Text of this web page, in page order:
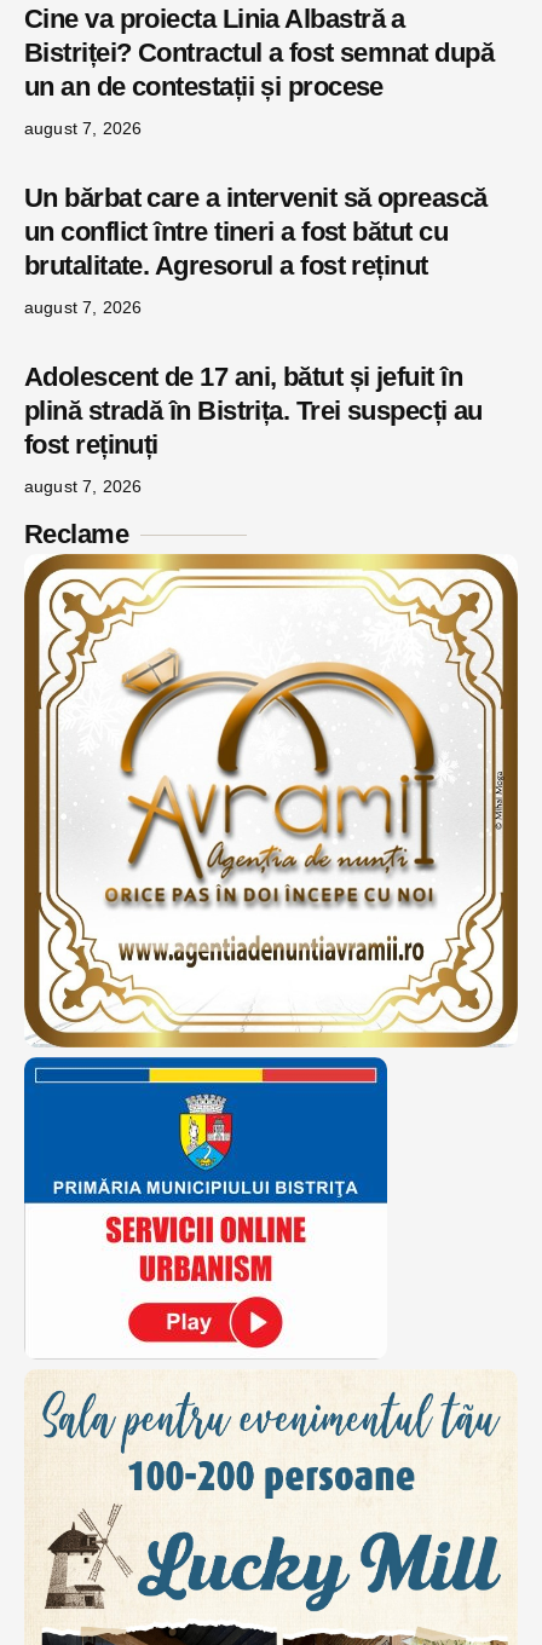
Cine va proiecta Linia Albastră a
Bistriței? Contractul a fost semnat după
un an de contestații și procese
august 7, 2026
Un bărbat care a intervenit să oprească
un conflict între tineri a fost bătut cu
brutalitate. Agresorul a fost reținut
august 7, 2026
Adolescent de 17 ani, bătut și jefuit în
plină stradă în Bistrița. Trei suspecți au
fost reținuți
august 7, 2026
Reclame